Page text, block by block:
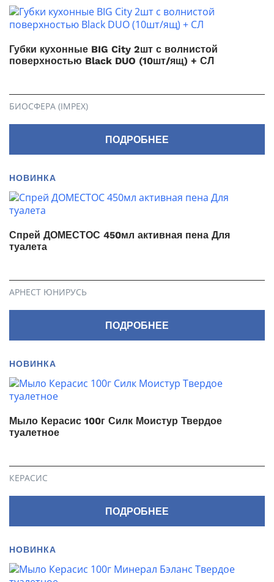
Губки кухонные BIG City 2шт с волнистой
поверхностью Black DUO (10шт/ящ) + СЛ
БИОСФЕРА (IMPEX)
ПОДРОБНЕЕ
НОВИНКА
Спрей ДОМЕСТОС 450мл активная пена Для
туалета
АРНЕСТ ЮНИРУСЬ
ПОДРОБНЕЕ
НОВИНКА
Мыло Керасис 100г Силк Моистур Твердое
туалетное
КЕРАСИС
ПОДРОБНЕЕ
НОВИНКА